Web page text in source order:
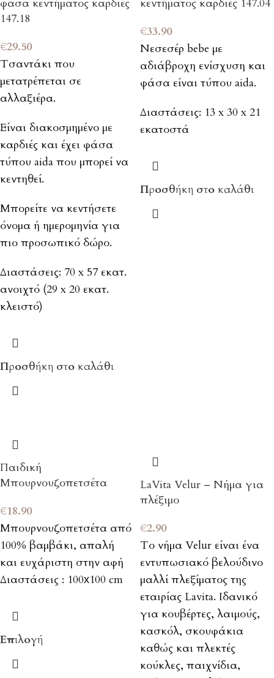
φασα κεντήματος καρδιές
147.18
€29.50
Τσαντάκι που
μετατρέπεται σε
αλλαξιέρα.
Είναι διακοσμημένο με
καρδιές και έχει φάσα
τύπου aida που μπορεί να
κεντηθεί.
Μπορείτε να κεντήσετε
όνομα ή ημερομηνία για
πιο προσωπικό δώρο.
Διαστάσεις: 70 x 57 εκατ.
ανοιχτό (29 x 20 εκατ.
κλειστό)
Προσθήκη στο καλάθι
κεντήματος καρδιές 147.04
€33.90
Νεσεσέρ bebe με
αδιάβροχη ενίσχυση και
φάσα είναι τύπου aida.
Διαστάσεις: 13 x 30 x 21
εκατοστά
Προσθήκη στο καλάθι
Παιδική
Μπουρνουζοπετσέτα
€18.90
Μπουρνουζοπετσέτα από
100% βαμβάκι, απαλή
και ευχάριστη στην αφή
Διαστάσεις : 100х100 cm
Επιλογή
LaVita Velur – Νήμα για
πλέξιμο
€2.90
Το νήμα Velur είναι ένα
εντυπωσιακό βελούδινο
μαλλί πλεξίματος της
εταιρίας Lavita. Ιδανικό
για κουβέρτες, λαιμούς,
κασκόλ, σκουφάκια
καθώς και πλεκτές
κούκλες, παιχνίδια,